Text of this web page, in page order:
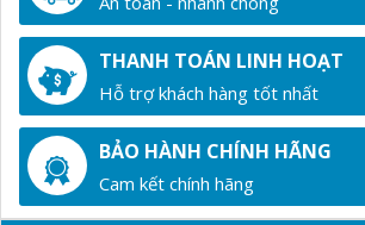
THANH TOÁN LINH HOẠT
Hỗ trợ khách hàng tốt nhất
BẢO HÀNH CHÍNH HÃNG
Cam kết chính hãng